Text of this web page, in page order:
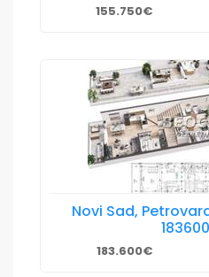
155.750€
Novi Sad,
183.600€